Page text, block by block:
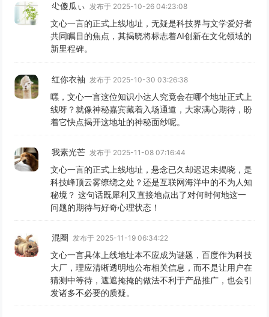
尐傻瓜ぃ 发布于 2025-10-26 04:23:08
文心一言的正式上线地址，无疑是科技界与文学爱好者
共同瞩目的焦点，其揭晓将标志着AI创新在文化领域的
新里程碑。
红你衣袖 发布于 2025-10-30 03:26:38
嘿，文心一言这位知识小达人究竟会在哪个地址正式上
线呀？就像神秘嘉宾藏着入场通道，大家满心期待，盼
着它快点揭开这地址的神秘面纱呢。
我素光芒 发布于 2025-11-08 07:16:44
文心一言的正式上线地址，悬念已久却迟迟未揭晓，是
科技峰顶云雾缭绕之处？还是互联网海洋中的不为人知
秘境？ 这句话既犀利又直接地点出了对何时何地这一
问题的期待与好奇心理状态！
混圈 发布于 2025-11-19 06:34:22
文心一言具体上线地址本不应成为谜题，百度作为科技
大厂，理应清晰透明地公布相关信息，而不是让用户在
猜测中等待，遮遮掩掩的做法不利于产品推广，也会引
发诸多不必要的质疑。